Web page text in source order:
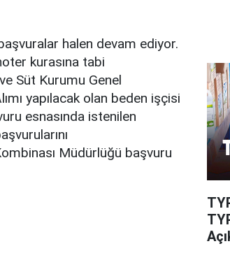
halen devam ediyor.
kurasına tabi
Süt Kurumu Genel
yapılacak olan beden işçisi
esnasında istenilen
Müdürlüğü başvuru